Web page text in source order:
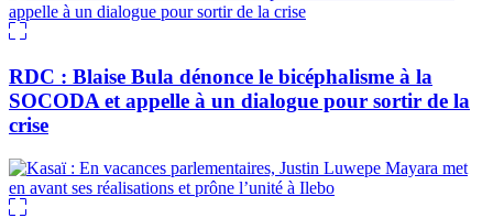
RDC : Blaise Bula dénonce le bicéphalisme à la
SOCODA et appelle à un dialogue pour sortir de la
crise